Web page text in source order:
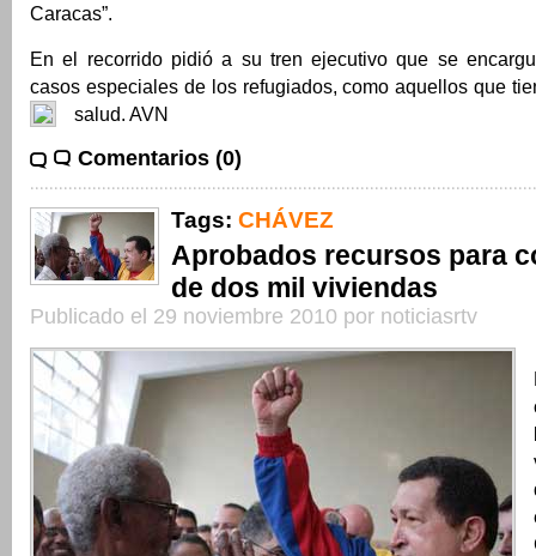
Caracas”.
En el recorrido pidió a su tren ejecutivo que se
casos especiales de los refugiados, como aquellos que
salud. AVN
Comentarios (0)
Tags: CHÁVEZ
Aprobados recursos para
de dos mil viviendas
Publicado el 29 noviembre 2010 por noticiasrtv